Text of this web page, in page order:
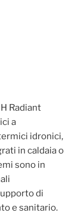
Radiant
a
idronici,
in caldaia o
sono in
di
e sanitario.